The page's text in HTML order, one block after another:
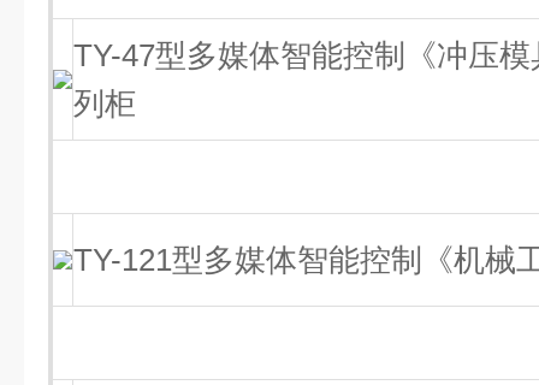
TY-47型多媒体智能控制《冲压
列柜
TY-121型多媒体智能控制《机械